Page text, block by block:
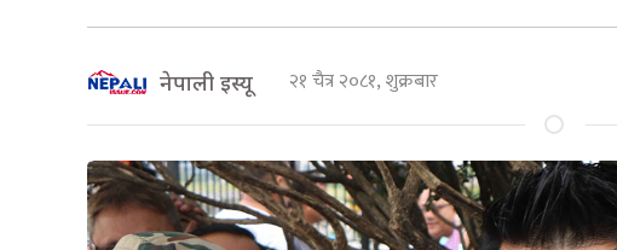
नेपाली इस्यू २१ चैत्र २०८१, शुक्रबार